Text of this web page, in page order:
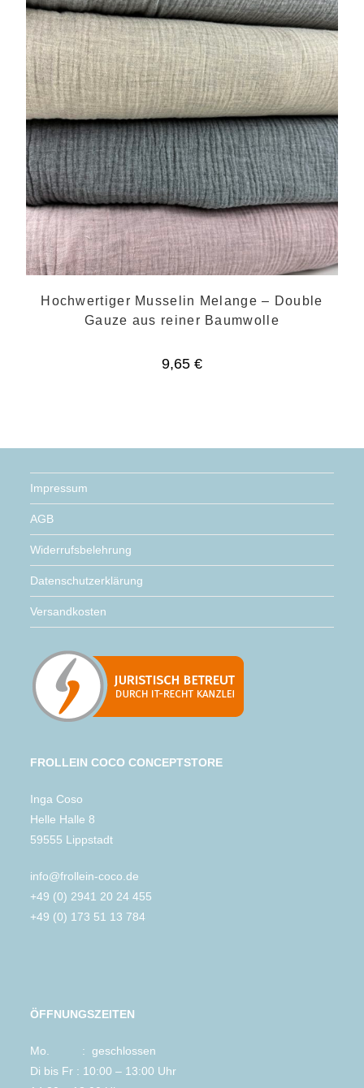
Hochwertiger Musselin Melange – Double
Gauze aus reiner Baumwolle
9,65 €
Impressum
AGB
Widerrufsbelehrung
Datenschutzerklärung
Versandkosten
FROLLEIN COCO CONCEPTSTORE
Inga Coso
Helle Halle 8
59555 Lippstadt
info@frollein-coco.de
+49 (0) 2941 20 24 455
+49 (0) 173 51 13 784
ÖFFNUNGSZEITEN
Mo. : geschlossen
Di bis Fr : 10:00 – 13:00 Uhr